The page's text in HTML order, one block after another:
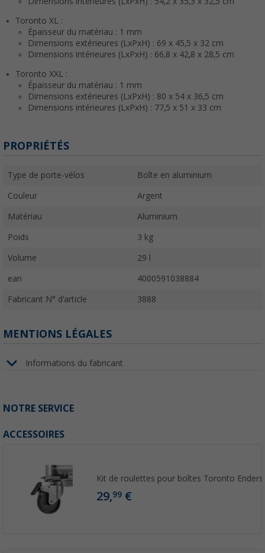
Toronto XL :
Épaisseur du matériau : 1 mm
Dimensions extérieures (LxPxH) : 69 x 45,5 x 32 cm
Dimensions intérieures (LxPxH) : 66,8 x 42,8 x 28,5 cm
Toronto XXL :
Épaisseur du matériau : 1 mm
Dimensions extérieures (LxPxH) : 80 x 54 x 36,5 cm
Dimensions intérieures (LxPxH) : 77,5 x 51 x 33 cm
PROPRIÉTÉS
Type de porte-vélos Boîte en aluminium
Couleur Argent
Matériau Aluminium
Poids 3 kg
Volume 29 l
ean 4000591038884
Fabricant N° d'article 3888
MENTIONS LÉGALES
Informations du fabricant
NOTRE SERVICE
ACCESSOIRES
Kit de roulettes pour boîtes Toronto Enders
29,99 €